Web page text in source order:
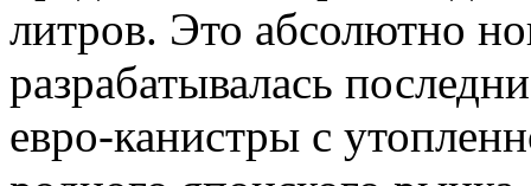
литров. Это абсолютно
разрабатывалась
евро-канистры с